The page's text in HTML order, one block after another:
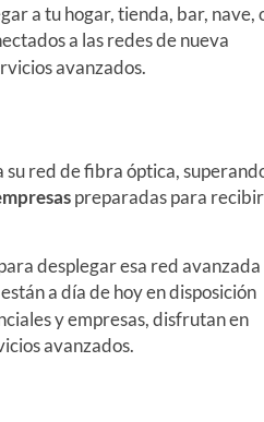
a tu hogar, tienda, bar, nave,
a las redes de nueva
avanzados.
red de fibra óptica,
preparadas para recibir
desplegar esa red avanzada
a día de hoy en disposición
y empresas, disfrutan en
avanzados.